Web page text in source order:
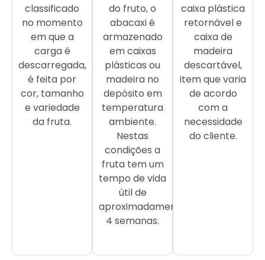
classificado
no momento
em que a
carga é
descarregada,
é feita por
cor, tamanho
e variedade
da fruta.
do fruto, o
abacaxi é
armazenado
em caixas
plásticas ou
madeira no
depósito em
temperatura
ambiente.
Nestas
condições a
fruta tem um
tempo de vida
útil de
aproximadamente
4 semanas.
caixa plástica
retornável e
caixa de
madeira
descartável,
item que varia
de acordo
com a
necessidade
do cliente.